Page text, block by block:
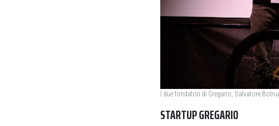
I due fondatori di Gregario, Salvatore
STARTUP GREGARIO